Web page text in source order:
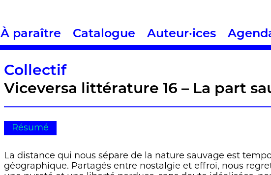
À paraître Catalogue Auteur·ices
Collectif
Viceversa littérature 16 – La part
Résumé
La distance qui nous sépare de la nature sauvage est
géographique. Partagés entre nostalgie et effroi, nous